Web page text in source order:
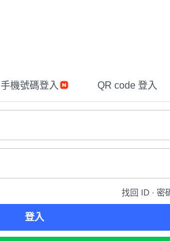
手機號碼登入 QR code 登入
找回 ID ∙ 密
登入